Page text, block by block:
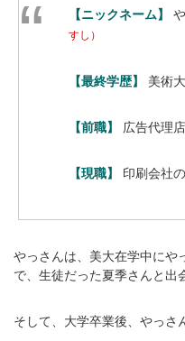
【ニックネーム】
すし）
【最終学歴】 美術
【前職】 広告代理
【現職】 印刷会社
やっさんは、美大在学中にや
で、生徒だった夏季さんと出
そして、大学卒業後、やっさ